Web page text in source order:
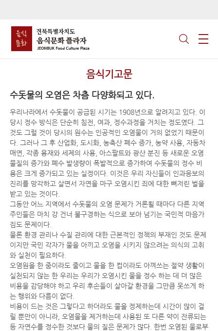
음식기고문
수돗물의 오염은 차츰 다양화되고 있다.
우리나라에서 수돗물이 공급된 시기는 1908년으로 알려지고 있다. 이
당시 정수 방식은 단순히 침전, 여과, 정수과정을 거치는 정도였다. 그
것도 그럴 것이 당시의 원수는 인공적인 오염물이 거의 없었기 때문이
다. 그러나 그 후 산업화, 도시화, 농축산 폐수 증가, 농약 사용, 자동차
매연, 각종 용재와 세제의 사용, 아스팔트와 광산 분진 등 새로운 오염
물질의 증가와 폐수 발생량이 폭발적으로 증가하여 수돗물의 정수 비
용은 크게 증가되고 있는 실정이다. 이것은 우리 자신들이 인과응보의
진리를 망각하고 살면서 자연을 마구 오염시킨 죄에 대한 뼈저린 벌을
받고 있는 것이다.
그동안 어느 지역에서 수돗물의 오염 문제가 거론될 때마다 다른 지역
주민들은 마치 강 건너 불구경하는 식으로 보아 넘기는 국민적 마음가
짐도 문제이다.
물론 환경 관리나 수질 관리에 대한 근본적인 정책의 부재인 것도 문제
이지만 국민 각자가 물을 아끼고 오염을 시키지 않으려는 의식의 고취
와 실천이 필요하다.
오염원을 한 줌이라도 줄이고 물을 한 컵이라도 아껴쓰는 절약 생활이
실천되지 않는 한 우리는 우리가 오염시킨 물을 정수 하는 데 더 많은
비용을 감당해야 하고 우리 후손들이 살아갈 환경을 그만큼 못쓰게 하
는 행위와 다름이 없다.
비용이 드는 것은 그렇다고 하더라도 물을 정제하는데 시간이 많이 걸
릴 뿐만이 아니라, 오염물을 제거하는데 사용된 또 다른 약이 잔류되는
등 자연수를 정수한 것보다 물의 질은 문제가 많다. 한번 오염된 물로부